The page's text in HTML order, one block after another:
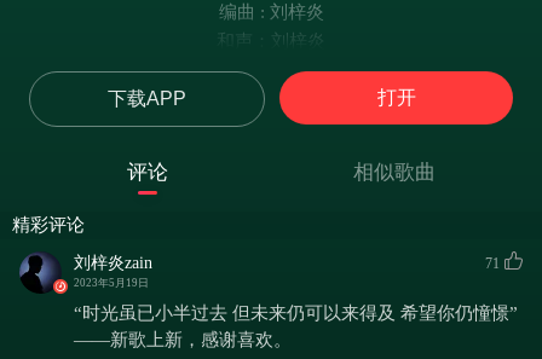
编曲 : 刘梓炎
和声：刘梓炎
混音：冯靖凯
制作人：刘梓炎
总有些无解的失意
昏昏沉沉的过下去
不愿找寻
下载APP 打开
评论 相似歌曲
精彩评论
刘梓炎zain
2023年5月19日
71
“时光虽已小半过去 但未来仍可以来得及 希望你仍憧憬”
——新歌上新，感谢喜欢。